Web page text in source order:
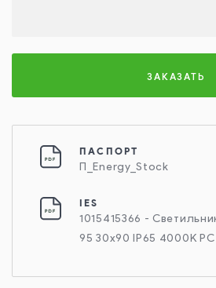
ЗАКАЗАТЬ
ПАСПОРТ
П_Energy_Stock
IES
1015415366 -
95 30х90 IP65 4000K PC